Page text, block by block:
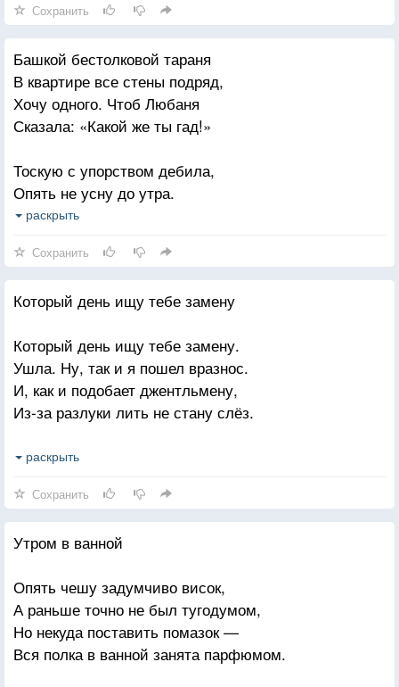
Чем у подъезда ждать тебя с работы?
Освоишь задний ход ты или нет?
И мысль шальная подкралась внезапно —
Жениться проще и услать в декрет,
Чем каждый вечер парковать «Ниссан» твой.
Сохранить
Башкой бестолковой тараня
В квартире все стены подряд,
Хочу одного. Чтоб Любаня
Сказала: «Какой же ты гад!»
Тоскую с упорством дебила,
Опять не усну до утра.
Хочу, чтоб Любаня простила
Вину утоплю я в стакане,
Но вряд ли утонет там грусть.
«Ну, ладно. Довольно. Вернусь»
раскрыть
Сохранить
Который день ищу тебе замену
Который день ищу тебе замену.
Ушла. Ну, так и я пошел вразнос.
И, как и подобает джентльмену,
Из-за разлуки лить не стану слёз.
Одну нашёл. Как на тебя похожа!
Одна беда — двух слов связать не может
И не хамит фигурно, так, как ты.
И с первого свидания — в кровать.
Но от стихов ей плохо. И к тому же
Слабо и пару слов зарифмовать.
раскрыть
Сохранить
Утром в ванной
Опять чешу задумчиво висок,
А раньше точно не был тугодумом,
Но некуда поставить помазок —
Вся полка в ванной занята парфюмом.